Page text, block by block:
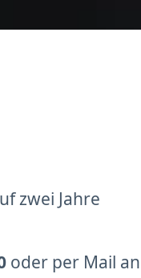
zwei Jahre
oder per Mail an